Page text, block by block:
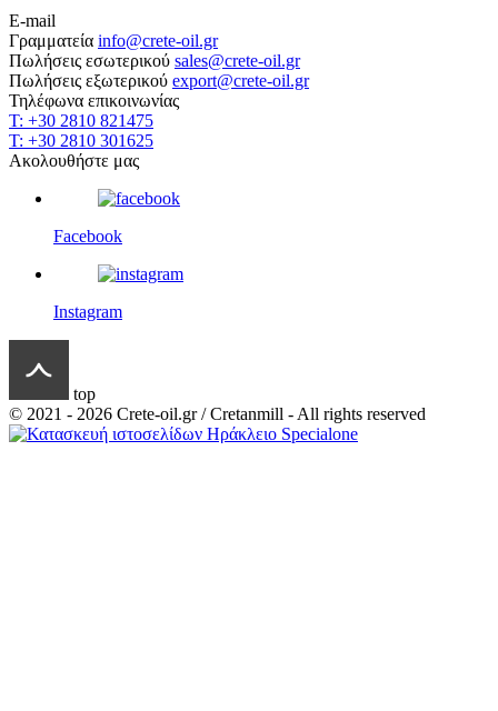
E-mail
Γραμματεία info@crete-oil.gr
Πωλήσεις εσωτερικού sales@crete-oil.gr
Πωλήσεις εξωτερικού export@crete-oil.gr
Τηλέφωνα επικοινωνίας
T: +30 2810 821475
T: +30 2810 301625
Ακολουθήστε μας
Facebook
Instagram
top
© 2021 - 2026 Crete-oil.gr / Cretanmill - All rights reserved